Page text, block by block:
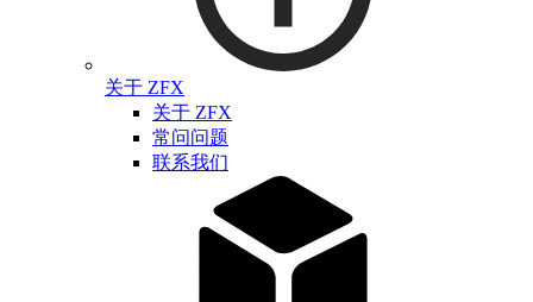
关于 ZFX
关于 ZFX
常问问题
联系我们